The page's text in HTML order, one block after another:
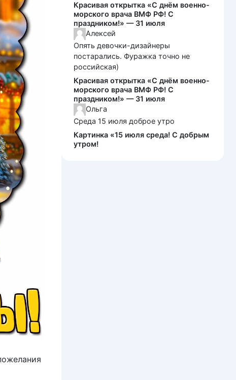
Красивая открытка «С днём военно-
морского врача ВМФ РФ! С
праздником!» — 31 июля
Алексей
Опять девочки-дизайнеры
постарались. Фуражка точно не
российская)
Красивая открытка «С днём военно-
морского врача ВМФ РФ! С
праздником!» — 31 июля
Ольга
Среда 15 июля доброе утро
Картинка «15 июля среда! С добрым
утром!